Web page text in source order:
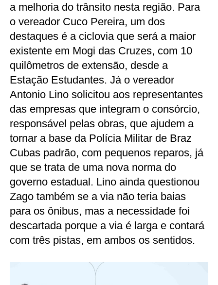
a melhoria do trânsito nesta região. Para
o vereador Cuco Pereira, um dos
destaques é a ciclovia que será a maior
existente em Mogi das Cruzes, com 10
quilômetros de extensão, desde a
Estação Estudantes. Já o vereador
Antonio Lino solicitou aos representantes
das empresas que integram o consórcio,
responsável pelas obras, que ajudem a
tornar a base da Polícia Militar de Braz
Cubas padrão, com pequenos reparos, já
que se trata de uma nova norma do
governo estadual. Lino ainda questionou
Zago também se a via não teria baias
para os ônibus, mas a necessidade foi
descartada porque a via é larga e contará
com três pistas, em ambos os sentidos.